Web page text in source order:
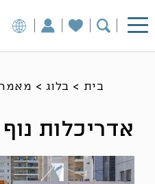
בית > בלוג >
אדריכלות נוף